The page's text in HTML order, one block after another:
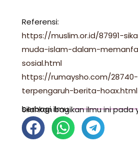
Referensi:
https://muslim.or.id/87991-
muda-islam-dalam-
sosial.html
https://rumaysho.com/
terpengaruh-berita-hoax.html
berbagi ilmu
Silahkan bagikan ilmu ini pada